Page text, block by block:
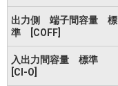
出力側 端子間容量 標
準 [COFF]
入出力間容量 標準
[CI-O]